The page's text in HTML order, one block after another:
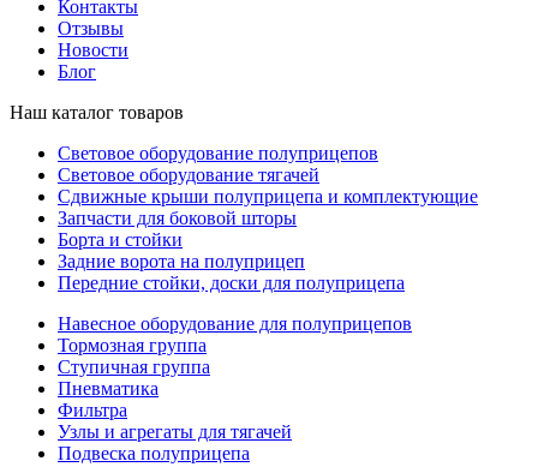
Контакты
Отзывы
Новости
Блог
Наш каталог товаров
Световое оборудование полуприцепов
Световое оборудование тягачей
Сдвижные крыши полуприцепа и комплектующие
Запчасти для боковой шторы
Борта и стойки
Задние ворота на полуприцеп
Передние стойки, доски для полуприцепа
Навесное оборудование для полуприцепов
Тормозная группа
Ступичная группа
Пневматика
Фильтра
Узлы и агрегаты для тягачей
Подвеска полуприцепа